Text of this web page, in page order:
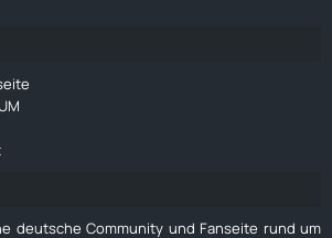
deutsche Community und Fanseite rund um